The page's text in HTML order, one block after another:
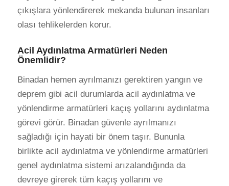
çıkışlara yönlendirerek mekanda bulunan insanları
olası tehlikelerden korur.
Acil Aydınlatma Armatürleri Neden
Önemlidir?
Binadan hemen ayrılmanızı gerektiren yangın ve
deprem gibi acil durumlarda acil aydınlatma ve
yönlendirme armatürleri kaçış yollarını aydınlatma
görevi görür. Binadan güvenle ayrılmanızı
sağladığı için hayati bir önem taşır. Bununla
birlikte acil aydınlatma ve yönlendirme armatürleri
genel aydınlatma sistemi arızalandığında da
devreye girerek tüm kaçış yollarını ve